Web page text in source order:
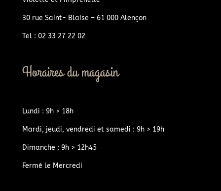
30 rue Saint- Blaise – 61 000 Alençon
Tel : 02 33 27 22 02
Horaires du magasin
Lundi : 9h > 18h
Mardi, jeudi, vendredi et samedi : 9h > 19h
Dimanche : 9h > 12h45
Fermé le Mercredi